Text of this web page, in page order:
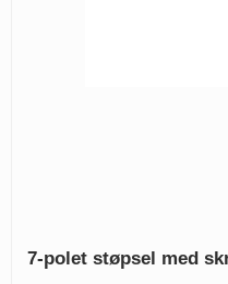
7-polet støpsel med